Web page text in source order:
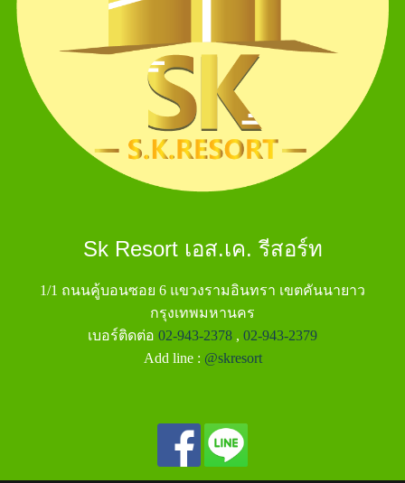
Sk Resort เอส.เค. รีสอร์ท
1/1 ถนนคู้บอนซอย 6 แขวงรามอินทรา เขตคันนายาว
กรุงเทพมหานคร
เบอร์ติดต่อ 02-943-2378 , 02-943-2379
Add line : @skresort